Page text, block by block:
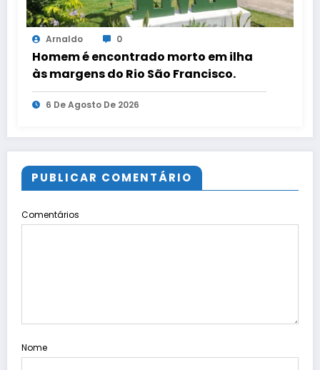
Arnaldo 0
Homem é encontrado morto em ilha
às margens do Rio São Francisco.
6 De Agosto De 2026
PUBLICAR COMENTÁRIO
Comentários
Nome